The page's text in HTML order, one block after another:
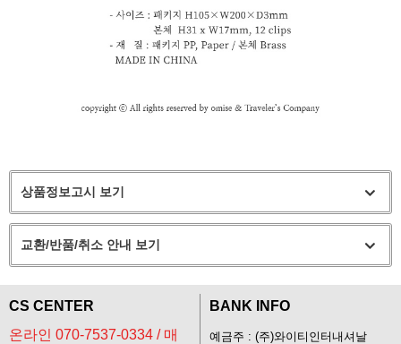
상품정보고시 보기
교환/반품/취소 안내 보기
CS CENTER
온라인 070-7537-0334 / 매
BANK INFO
예금주 : (주)와이티인터내셔날